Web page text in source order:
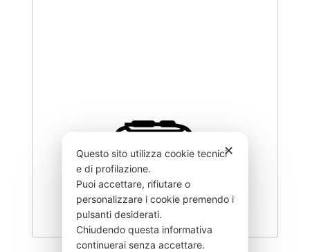
✕
Questo sito utilizza cookie tecnici
e di profilazione.
Puoi accettare, rifiutare o
personalizzare i cookie premendo i
pulsanti desiderati.
Chiudendo questa informativa
continuerai senza accettare.